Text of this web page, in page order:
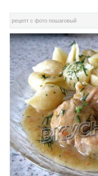
рецепт с фото пошаговый